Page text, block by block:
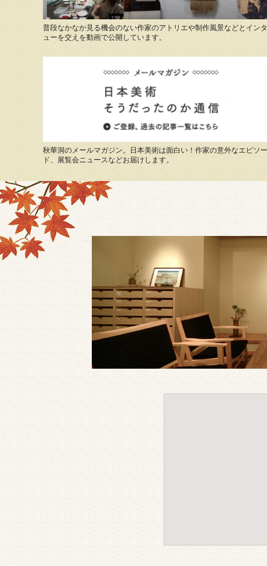
普段なかなか見る機会のない作家のアトリエや制作風景などとイン
ューを交えを動画で公開しています。
秋華洞のメールマガジン。日本美術は面白い！作家の意外なエピソー
ド、展覧会ニュースなどお届けします。